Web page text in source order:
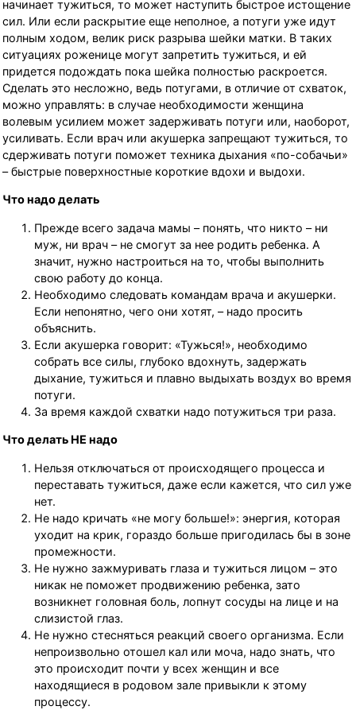
начинает тужиться, то может наступить быстрое истощение
сил. Или если раскрытие еще неполное, а потуги уже идут
полным ходом, велик риск разрыва шейки матки. В таких
ситуациях роженице могут запретить тужиться, и ей
придется подождать пока шейка полностью раскроется.
Сделать это несложно, ведь потугами, в отличие от схваток,
можно управлять: в случае необходимости женщина
волевым усилием может задерживать потуги или, наоборот,
усиливать. Если врач или акушерка запрещают тужиться, то
сдерживать потуги поможет техника дыхания «по-собачьи»
– быстрые поверхностные короткие вдохи и выдохи.
Что надо делать
Прежде всего задача мамы – понять, что никто – ни
муж, ни врач – не смогут за нее родить ребенка. А
значит, нужно настроиться на то, чтобы выполнить
свою работу до конца.
Необходимо следовать командам врача и акушерки.
Если непонятно, чего они хотят, – надо просить
объяснить.
Если акушерка говорит: «Тужься!», необходимо
собрать все силы, глубоко вдохнуть, задержать
дыхание, тужиться и плавно выдыхать воздух во время
потуги.
За время каждой схватки надо потужиться три раза.
Что делать НЕ надо
Нельзя отключаться от происходящего процесса и
переставать тужиться, даже если кажется, что сил уже
нет.
Не надо кричать «не могу больше!»: энергия, которая
уходит на крик, гораздо больше пригодилась бы в зоне
промежности.
Не нужно зажмуривать глаза и тужиться лицом – это
никак не поможет продвижению ребенка, зато
возникнет головная боль, лопнут сосуды на лице и на
слизистой глаз.
Не нужно стесняться реакций своего организма. Если
непроизвольно отошел кал или моча, надо знать, что
это происходит почти у всех женщин и все
находящиеся в родовом зале привыкли к этому
процессу.